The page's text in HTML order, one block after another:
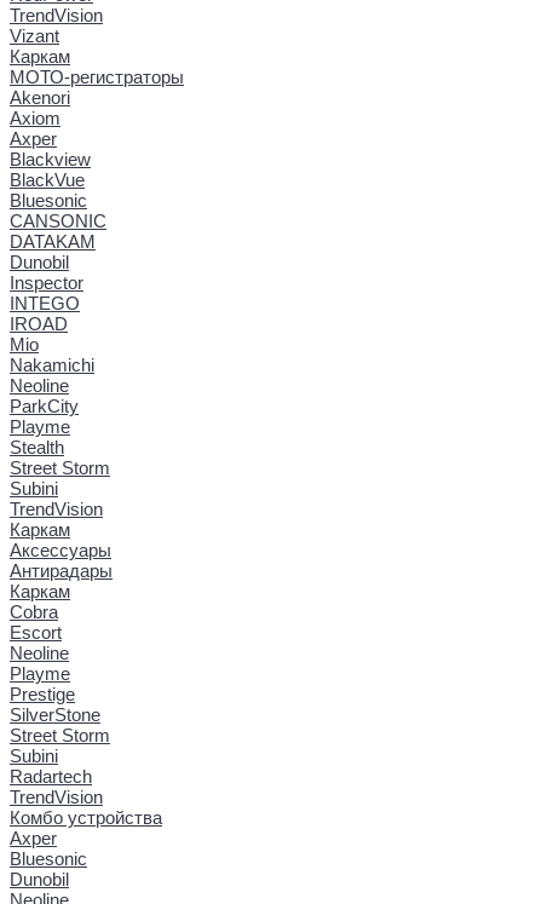
TrendVision
Vizant
Каркам
МОТО-регистраторы
Akenori
Axiom
Axper
Blackview
BlackVue
Bluesonic
CANSONIC
DATAKAM
Dunobil
Inspector
INTEGO
IROAD
Mio
Nakamichi
Neoline
ParkCity
Playme
Stealth
Street Storm
Subini
TrendVision
Каркам
Аксессуары
Антирадары
Каркам
Cobra
Escort
Neoline
Playme
Prestige
SilverStone
Street Storm
Subini
Radartech
TrendVision
Комбо устройства
Axper
Bluesonic
Dunobil
Neoline